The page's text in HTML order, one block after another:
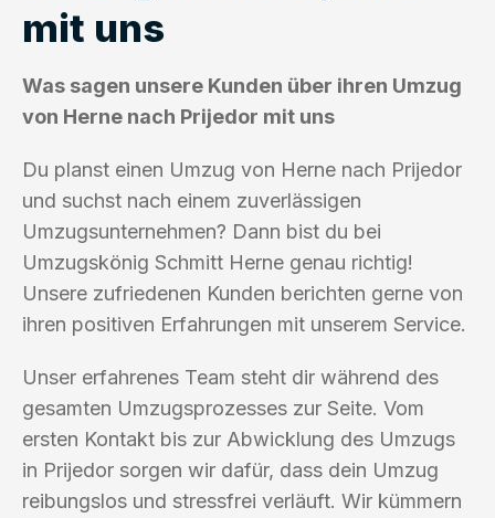
mit uns
Was sagen unsere Kunden über ihren Umzug
von Herne nach Prijedor mit uns
Du planst einen Umzug von Herne nach Prijedor
und suchst nach einem zuverlässigen
Umzugsunternehmen? Dann bist du bei
Umzugskönig Schmitt Herne genau richtig!
Unsere zufriedenen Kunden berichten gerne von
ihren positiven Erfahrungen mit unserem Service.
Unser erfahrenes Team steht dir während des
gesamten Umzugsprozesses zur Seite. Vom
ersten Kontakt bis zur Abwicklung des Umzugs
in Prijedor sorgen wir dafür, dass dein Umzug
reibungslos und stressfrei verläuft. Wir kümmern